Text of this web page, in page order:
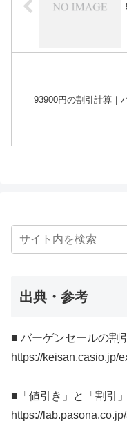
93900円の割引計算｜
出典・参考
■ バーゲンセールの割
https://keisan.casio.jp/
■「値引き」と「割引
https://